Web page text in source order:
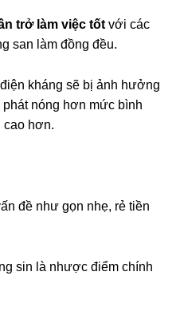
trở làm việc tốt với các
san làm đồng đều.
kháng sẽ bị ảnh hưởng
nóng hơn mức bình
cao hơn.
đề như gọn nhẹ, rẻ tiền
sin là nhược điểm chính